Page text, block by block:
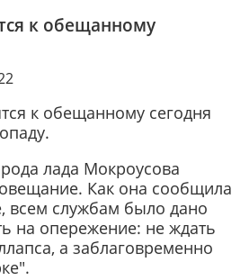
к обещанному
к обещанному сегодня
лада Мокроусова
Как она сообщила
всем службам было дано
на опережение: не ждать
а заблаговременно